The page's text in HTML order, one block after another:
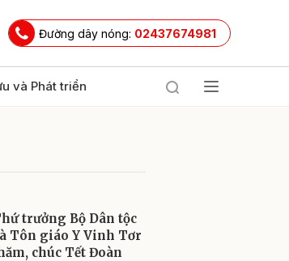
Đường dây nóng: 02437674981
và Phát triển
trưởng Bộ Dân tộc
Tôn giáo Y Vinh Tơr
chúc Tết Đoàn